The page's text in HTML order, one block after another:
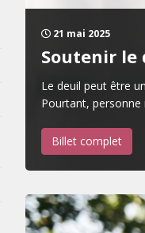
21 mai 2025
Soutenir le
Le deuil peut être
Pourtant,
Billet complet